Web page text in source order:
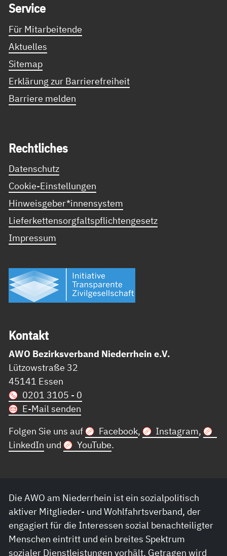
Ser­vice
Für Mitarbeitende
Aktuelles
Sitemap
Erklärung zur Barrierefreiheit
Barriere melden
Recht­li­ches
Datenschutz
Cookie-Einstellungen
Hinweisgeber*innensystem
Lieferkettensorgfaltspflichtengesetz
Impressum
Kon­takt
AWO Bezirksverband Niederrhein e.V.
Lützowstraße 32
45141 Essen
0201 3105 - 0
E-Mail senden
Folgen Sie uns auf
Facebook, Instagram,
LinkedIn und YouTube.
Die AWO am Niederrhein ist ein sozialpolitisch
aktiver Mitglieder- und Wohlfahrtsverband, der
engagiert für die Interessen sozial benachteiligter
Menschen eintritt und ein breites Spektrum
sozialer Dienstleistungen vorhält. Getragen wird